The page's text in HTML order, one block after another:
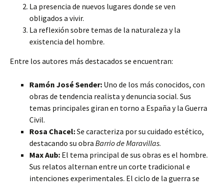
La presencia de nuevos lugares donde se ven
obligados a vivir.
La reflexión sobre temas de la naturaleza y la
existencia del hombre.
Entre los autores más destacados se encuentran:
Ramón José Sender: Uno de los más conocidos, con
obras de tendencia realista y denuncia social. Sus
temas principales giran en torno a España y la Guerra
Civil.
Rosa Chacel:Se caracteriza por su cuidado estético,
destacando su obra Barrio de Maravillas.
Max Aub: El tema principal de sus obras es el hombre.
Sus relatos alternan entre un corte tradicional e
intenciones experimentales. El ciclo de la guerra se